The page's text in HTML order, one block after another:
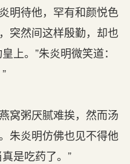
明待他，罕有和颜悦色
突然间这样殷勤，却也
上。”朱炎明微笑道：
窝粥厌腻难挨，然而汤
朱炎明仿佛也见不得他
是吃药了。”